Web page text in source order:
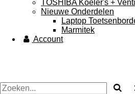
TOSHIBA Koeler's +
Nieuwe Onderdelen
Laptop
Marmitek
Account